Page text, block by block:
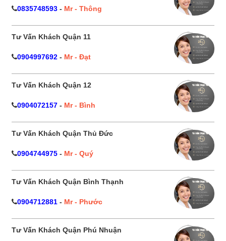
0835748593 - Mr - Thông
Tư Vấn Khách Quận 11
0904997692 - Mr - Đạt
Tư Vấn Khách Quận 12
0904072157 - Mr - Bình
Tư Vấn Khách Quận Thủ Đức
0904744975 - Mr - Quý
Tư Vấn Khách Quận Bình Thạnh
0904712881 - Mr - Phước
Tư Vấn Khách Quận Phú Nhuận